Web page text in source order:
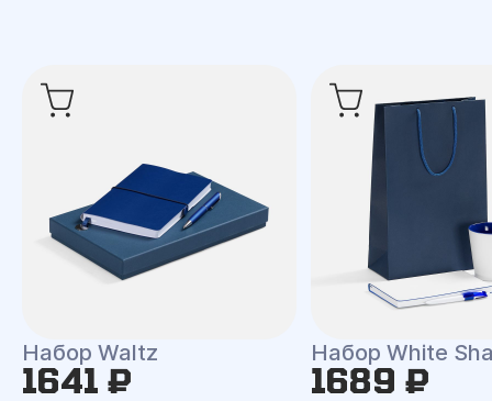
Набор Waltz
1641 ₽
Набор White
1689 ₽